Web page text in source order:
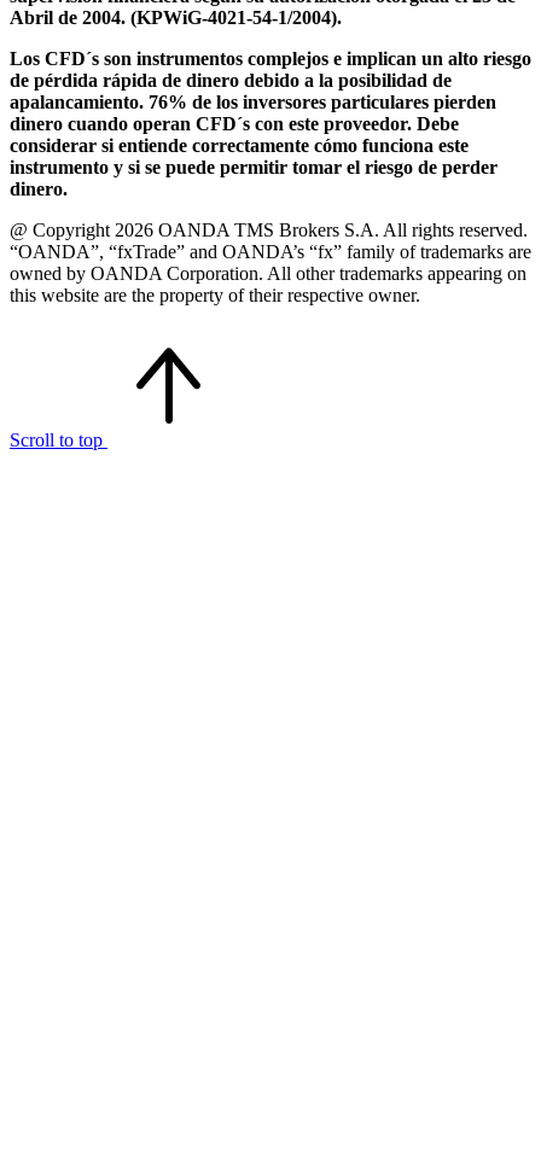
Abril de 2004. (KPWiG-4021-54-1/2004).
Los CFD´s son instrumentos complejos e implican un alto riesgo
de pérdida rápida de dinero debido a la posibilidad de
apalancamiento. 76% de los inversores particulares pierden
dinero cuando operan CFD´s con este proveedor. Debe
considerar si entiende correctamente cómo funciona este
instrumento y si se puede permitir tomar el riesgo de perder
dinero.
@ Copyright 2026 OANDA TMS Brokers S.A. All rights reserved.
“OANDA”, “fxTrade” and OANDA’s “fx” family of trademarks are
owned by OANDA Corporation. All other trademarks appearing on
this website are the property of their respective owner.
Scroll to top